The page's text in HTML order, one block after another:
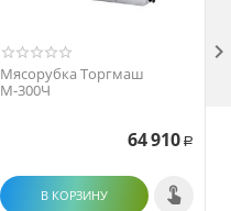
Мясорубка Торгмаш
М-300Ч
64 910 Р
В КОРЗИНУ
